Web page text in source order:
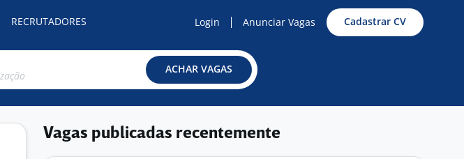
RECRUTADORES Login Anunciar Vagas Cadastrar CV
ACHAR VAGAS
Vagas publicadas recentemente